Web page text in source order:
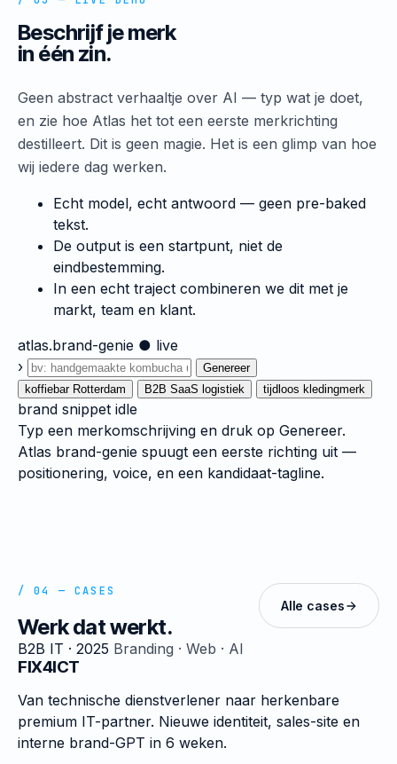
Beschrijf je merk
in één zin.
Geen abstract verhaaltje over AI — typ wat je doet,
en zie hoe Atlas het tot een eerste merkrichting
destilleert. Dit is geen magie. Het is een glimp van hoe
wij iedere dag werken.
Echt model, echt antwoord — geen pre-baked
tekst.
De output is een startpunt, niet de
eindbestemming.
In een echt traject combineren we dit met je
markt, team en klant.
atlas.brand-genie ● live
›
Genereer
koffiebar Rotterdam
B2B SaaS logistiek tijdloos kledingmerk
brand snippet idle
Typ een merkomschrijving en druk op Genereer.
Atlas brand-genie spuugt een eerste richting uit —
positionering, voice, en een kandidaat-tagline.
/ 04 — CASES
Werk dat werkt.
Alle cases
B2B IT · 2025 Branding · Web · AI
FIX4ICT
Van technische dienstverlener naar herkenbare
premium IT-partner. Nieuwe identiteit, sales-site en
interne brand-GPT in 6 weken.